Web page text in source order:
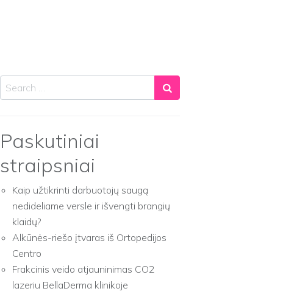
Search
Paskutiniai
straipsniai
Kaip užtikrinti darbuotojų saugą
nedideliame versle ir išvengti brangių
klaidų?
Alkūnės-riešo įtvaras iš Ortopedijos
Centro
Frakcinis veido atjauninimas CO2
lazeriu BellaDerma klinikoje